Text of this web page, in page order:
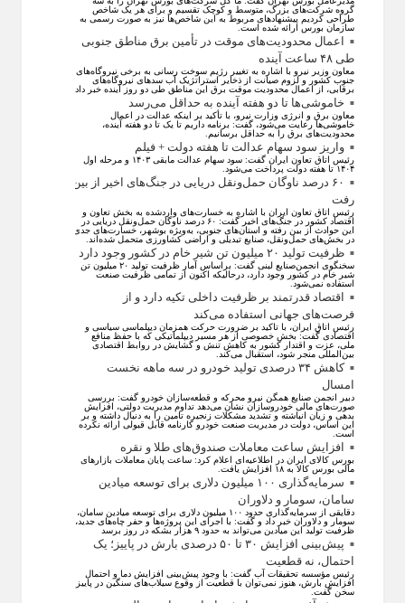
گروه شرکت‌های بزرگ، متوسط و کوچک تقسیم و برای هر یک شاخص
طراحی کردیم پیشنهاد‌های مربوط به این شاخص‌ها نیز به صورت رسمی به
سازمان بورس ارائه شده است.
اعمال محدودیت‌های موقت در تأمین برق مناطق جنوبی
طی ۴۸ ساعت آینده
معاون وزیر نیرو با اشاره به تغییر رژیم سوخت رسانی به برخی نیروگاه‌های
جنوب کشور و لزوم صیانت از ذخایر استراتژیک آب سد‌های نیروگاه‌های
برقابی، از اعمال محدودیت‌ موقت برق این مناطق طی دو روز آینده خبر داد.
خاموشی‌ها تا دو هفته آینده به حداقل می‌رسد
معاون برق و انرژی وزارت نیرو، با تأکید بر اینکه عدالت در اعمال
خاموشی‌ها رعایت می‌شود، گفت: برنامه داریم تا یک تا دو هفته آینده،
محدودیت‌های برق را به حداقل برسانیم.
واریز سود سهام عدالت تا هفته دولت + فیلم
رئیس اتاق تعاون ایران گفت: سود سهام عدالت مابقی ۱۴۰۳ و مرحله اول
۱۴۰۴ تا هفته دولت پرداخت می‌شود.
۶۰ درصد ناوگان حمل‌ونقل دریایی در جنگ‌های اخیر از بین
رفت
رئیس اتاق تعاون ایران با اشاره به خسارت‌های واردشده به بخش تعاون و
اقتصاد کشور در جنگ‌های اخیر گفت: ۶۰ درصد ناوگان حمل‌ونقل دریایی در
این حوادث از بین رفته و استان‌های جنوبی، به‌ویژه بوشهر، خسارت‌های جدی
در بخش‌های حمل‌ونقل، صنایع تبدیلی و اراضی کشاورزی متحمل شده‌اند.
ظرفیت تولید ۲۰ میلیون تن شیر خام در کشور وجود دارد
سخنگوی انجمن‌صنایع لبنی گفت: براساس آمار ظرفیت تولید ۲۰ میلیون تن
شیر خام در کشور وجود دارد، درحالیکه اکنون از تمامی ظرفیت صنعت
استفاده نمی‌شود.
اقتصاد قدرتمند بر ظرفیت داخلی تکیه دارد و از
فرصت‌های جهانی استفاده می‌کند
رئیس اتاق ایران، با تاکید بر ضرورت حرکت همزمان دیپلماسی سیاسی و
اقتصادی گفت: بخش خصوصی از هر مسیر دیپلماتیکی که با حفظ منافع
ملی، عزت و اقتدار کشور به کاهش تنش و گشایش در روابط اقتصادی
بین‌المللی منجر شود، استقبال می‌کند.
کاهش ۳۴ درصدی تولید خودرو در سه ماهه نخست
امسال
دبیر انجمن صنایع همگن نیرو محرکه و قطعه‌سازان خودرو گفت: بررسی
صورت‌های مالی خودروسازان نشان می‌دهد تداوم مدیریت دولتی، افزایش
بدهی و زیان انباشته و تشدید مشکلات زنجیره تامین را به دنبال داشته و بر
این اساس، دولت در مدیریت صنعت خودرو کارنامه قابل قبولی ارائه نکرده
است.
افزایش ساعت معاملات صندوق‌های طلا و نقره
بورس کالای ایران در اطلاعیه‌ای اعلام کرد: ساعت پایان معاملات بازار‌های
مالی بورس کالا به ۱۸ افزایش یافت.
سرمایه‌گذاری ۱۰۰ میلیون دلاری برای توسعه میادین
سامان، سومار و دلاوران
دقایقی از سرمایه‌گذاری حدود ۱۰۰ میلیون دلاری برای توسعه میادین سامان،
سومار و دلاوران خبر داد و گفت: با اجرای این پروژه‌ها و حفر چاه‌های جدید،
ظرفیت تولید این میادین می‌تواند به حدود ۹ هزار بشکه در روز برسد
پیش‌بینی افزایش ۳۰ تا ۵۰ درصدی بارش در پاییز؛ یک
احتمال، نه قطعیت
رئیس مؤسسه تحقیقات آب گفت: با وجود پیش‌بینی افزایش دما و احتمال
افزایش بارش، هنوز نمی‌توان با قطعیت از وقوع سیلاب‌های سنگین در پاییز
سخن گفت.